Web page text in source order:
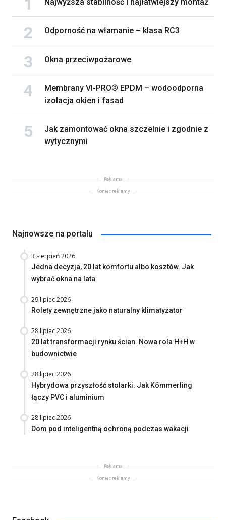
Odporność na włamanie – klasa RC3
Okna przeciwpożarowe
Membrany VI-PRO® EPDM – wodoodporna
izolacja okien i fasad
Jak zamontować okna szczelnie i zgodnie z
wytycznymi
Reklama
Koniec reklamy
Najnowsze na portalu
3 sierpień 2026
Jedna decyzja, 20 lat komfortu albo kosztów. Jak
wybrać okna na lata
29 lipiec 2026
Rolety zewnętrzne jako naturalny klimatyzator
28 lipiec 2026
20 lat transformacji rynku ścian. Nowa rola H+H w
budownictwie
28 lipiec 2026
Hybrydowa przyszłość stolarki. Jak Kömmerling
łączy PVC i aluminium
28 lipiec 2026
Dom pod inteligentną ochroną podczas wakacji
Reklama
Koniec reklamy